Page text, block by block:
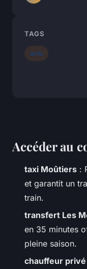
Accéder au
taxi Moûtiers :
et garantit un
train.
transfert Les
en 35 minutes
pleine saison.
chauffeur
TAGS
actu